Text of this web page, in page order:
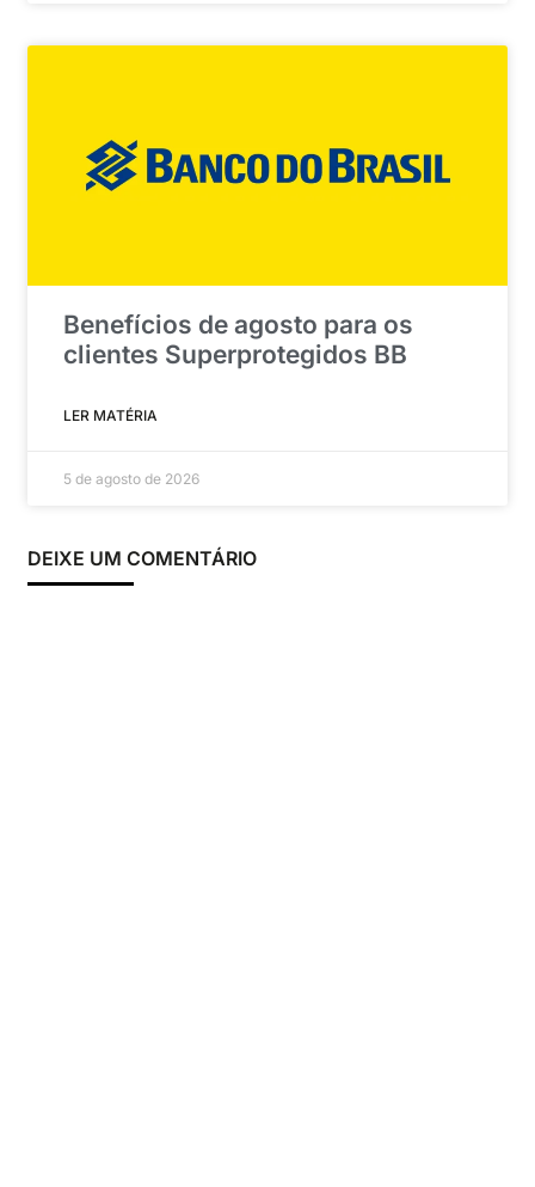
Benefícios de agosto para os
clientes Superprotegidos BB
LER MATÉRIA
5 de agosto de 2026
DEIXE UM COMENTÁRIO